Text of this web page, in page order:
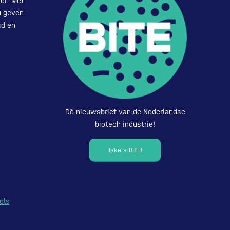
geven
en
Dé nieuwsbrief van de Nederlandse
biotech industrie!
Take a BITE!